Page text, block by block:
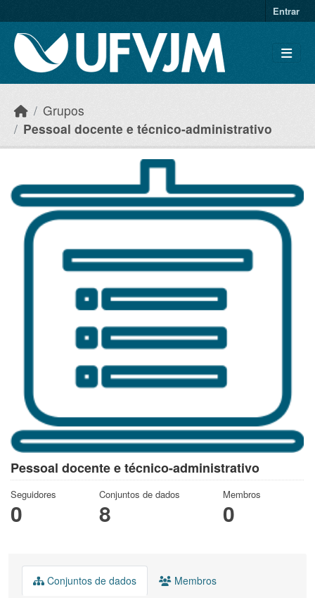
Entrar
Grupos
Pessoal docente e técnico-administrativo
Pessoal docente e técnico-administrativo
Seguidores
0
Conjuntos de dados
8
Membros
0
Conjuntos de dados Membros